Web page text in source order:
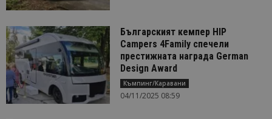
Българският кемпер HIP
Campers 4Family спечели
престижната награда German
Design Award
Къмпинг/Каравани
04/11/2025 08:59